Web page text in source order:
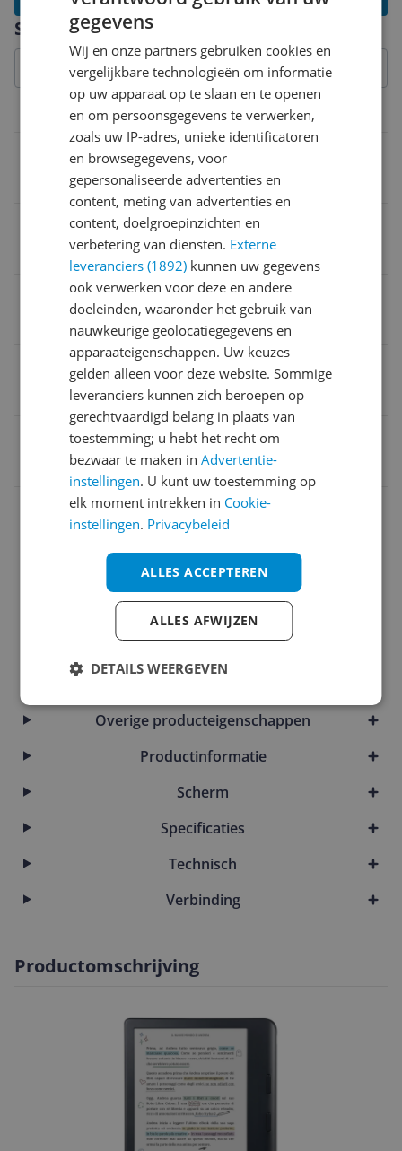
Specificaties
Beeldscherm
Scherm afmetingen
17,8 cm
Beeldschermresolutie
1264 x 1680 Pixels
Touchscreen
Type touchscreen
E-inkt Kaleido
0681495009473
Batterij
Functies
Geheugen
Overige producteigenschappen
Productinformatie
Scherm
Specificaties
Technisch
Verbinding
Productomschrijving
gegevens
Wij en onze partners gebruiken cookies en
vergelijkbare technologieën om informatie
op uw apparaat op te slaan en te openen
en om persoonsgegevens te verwerken,
zoals uw IP-adres, unieke identificatoren
en browsegegevens, voor
gepersonaliseerde advertenties en
content, meting van advertenties en
content, doelgroepinzichten en
verbetering van diensten. Externe
leveranciers (1892) kunnen uw gegevens
ook verwerken voor deze en andere
doeleinden, waaronder het gebruik van
nauwkeurige geolocatiegegevens en
apparaateigenschappen. Uw keuzes
gelden alleen voor deze website. Sommige
leveranciers kunnen zich beroepen op
gerechtvaardigd belang in plaats van
toestemming; u hebt het recht om
bezwaar te maken inAdvertentie-
instellingen. U kunt uw toestemming op
elk moment intrekken in Cookie-
instellingen. Privacybeleid
ALLES ACCEPTEREN
ALLES AFWIJZEN
DETAILS WEERGEVEN